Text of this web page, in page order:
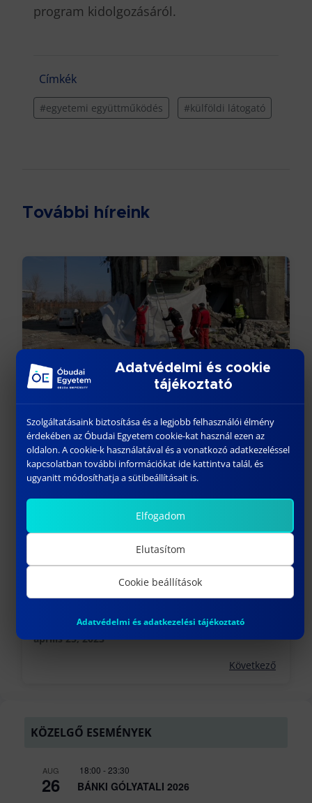
program kidolgozásáról.
Címkék
#egyetemi együttműködés #külföldi látogató
További híreink
GYAKORLATORIENTÁLT FOGLALKOZÁSOK A
ROBBANTÁSTECHNIKAI SZAKMÉRNÖK KÉPZÉSEN
április 19, 2023
Előző
április 25, 2023
Következő
KÖZELGŐ ESEMÉNYEK
AUG
26
18:00 - 23:30
BÁNKI GÓLYATALI 2026
Adatvédelmi és cookie
tájékoztató
Szolgáltatásaink biztosítása és a legjobb felhasználói élmény
érdekében az Óbudai Egyetem cookie-kat használ ezen az
oldalon. A cookie-k használatával és a vonatkozó adatkezeléssel
kapcsolatban további információkat ide kattintva talál, és
ugyanitt módosíthatja a sütibeállításait is.
Elfogadom
Elutasítom
Cookie beállítások
Adatvédelmi és adatkezelési tájékoztató